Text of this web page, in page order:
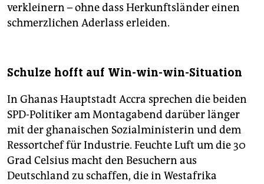
verkleinern – ohne dass Herkunftsländer einen
schmerzlichen Aderlass erleiden.
Schulze hofft auf Win-win-win-Situation
In Ghanas Hauptstadt Accra sprechen die beiden
SPD-Politiker am Montagabend darüber länger
mit der ghanaischen Sozialministerin und dem
Ressortchef für Industrie. Feuchte Luft um die 30
Grad Celsius macht den Besuchern aus
Deutschland zu schaffen, die in Westafrika